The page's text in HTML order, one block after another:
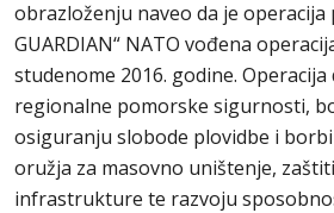
obrazloženju naveo da je operacija
GUARDIAN“ NATO vođena
studenome 2016. godine.
regionalne pomorske sigurnosti,
osiguranju slobode plovidbe i
oružja za masovno uništenje,
infrastrukture te razvoju